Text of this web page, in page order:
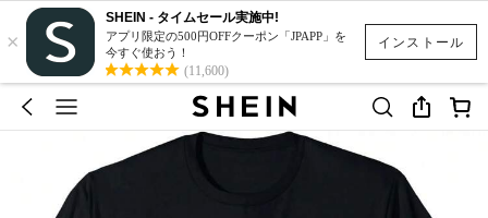
インストール
×
SHEIN - タイムセール実施中!
アプリ限定の500円OFFクーポン「JPAPP」を
今すぐ使おう！
(11,600)